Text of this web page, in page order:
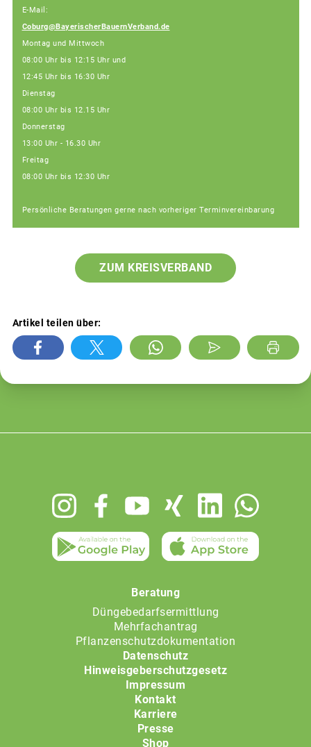
E-Mail:
Coburg@BayerischerBauernVerband.de
Montag und Mittwoch
08:00 Uhr bis 12:15 Uhr und
12:45 Uhr bis 16:30 Uhr
Dienstag
08:00 Uhr bis 12.15 Uhr
Donnerstag
13:00 Uhr - 16.30 Uhr
Freitag
08:00 Uhr bis 12:30 Uhr
Persönliche Beratungen gerne nach vorheriger Terminvereinbarung
ZUM KREISVERBAND
Artikel teilen über:
Beratung
Düngebedarfsermittlung
Mehrfachantrag
Pflanzenschutzdokumentation
Datenschutz
Hinweisgeberschutzgesetz
Impressum
Kontakt
Karriere
Presse
Shop